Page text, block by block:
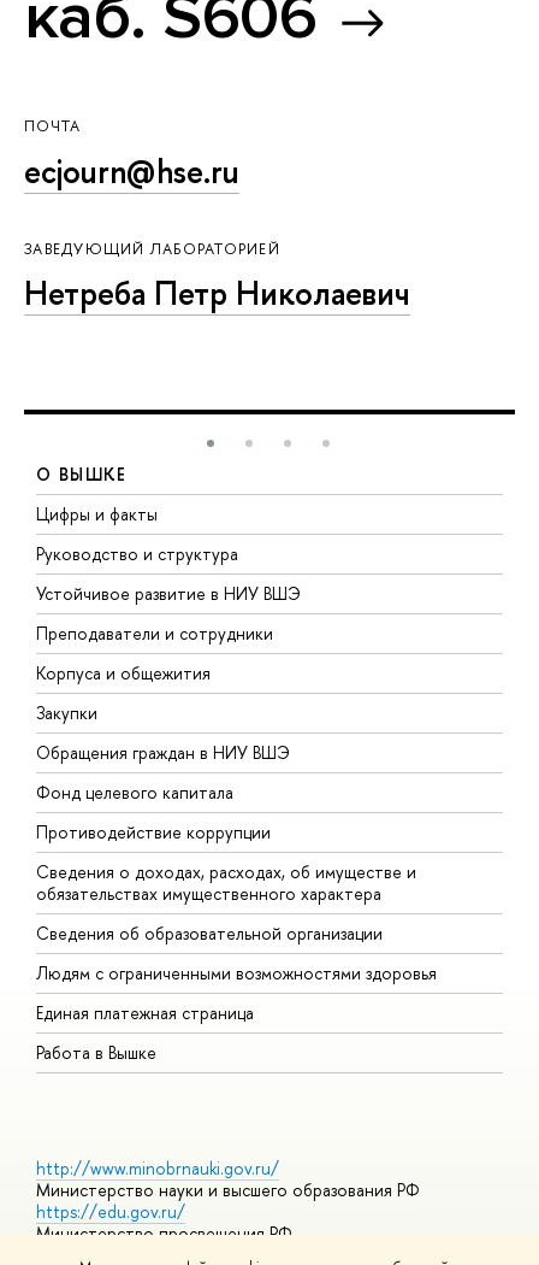
каб. S606
ПОЧТА
ecjourn@hse.ru
ЗАВЕДУЮЩИЙ ЛАБОРАТОРИЕЙ
Нетреба Петр Николаевич
О ВЫШКЕ
Цифры и факты
Руководство и структура
Устойчивое развитие в НИУ ВШЭ
Преподаватели и сотрудники
Корпуса и общежития
Закупки
Обращения граждан в НИУ ВШЭ
Фонд целевого капитала
Противодействие коррупции
Сведения о доходах, расходах, об имуществе и
обязательствах имущественного характера
Сведения об образовательной организации
Людям с ограниченными возможностями здоровья
Единая платежная страница
Работа в Вышке
http://www.minobrnauki.gov.ru/
Министерство науки и высшего образования РФ
https://edu.gov.ru/
Министерство просвещения РФ
https://elearning.hse.ru/mooc